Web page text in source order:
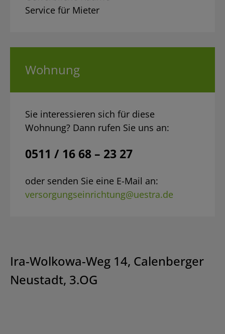
Ira-Wolkowa-Weg 14, Calenberger
Neustadt, 3.OG
Service für Mieter
Wohnung
Sie interessieren sich für diese
Wohnung? Dann rufen Sie uns an:
0511 / 16 68 – 23 27
oder senden Sie eine E-Mail an:
versorgungseinrichtung@uestra.de